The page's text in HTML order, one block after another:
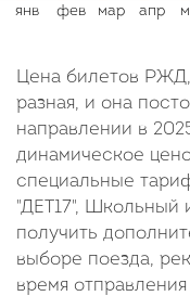
Цена билетов РЖД,
разная, и она
направлении в
динамическое
специальные
"ДЕТ17",
получить
выборе поезда,
время